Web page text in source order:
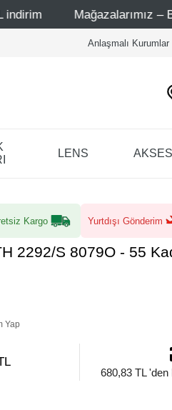
– Bağdat
Anlaşmalı Kurumlar
LENS
Kargo Yurtdışı Gönderim
2292/S 8079O - 55
Yap
680,83 TL